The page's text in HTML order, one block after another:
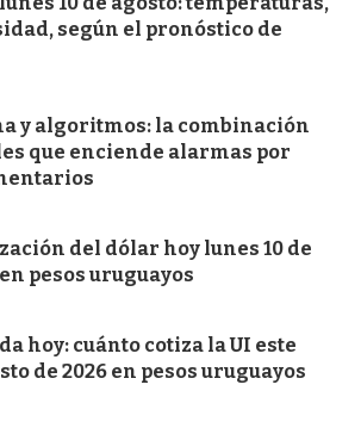
según el pronóstico de
y algoritmos: la combinación
que enciende alarmas por
del dólar hoy lunes 10 de
pesos uruguayos
hoy: cuánto cotiza la UI este
de 2026 en pesos uruguayos